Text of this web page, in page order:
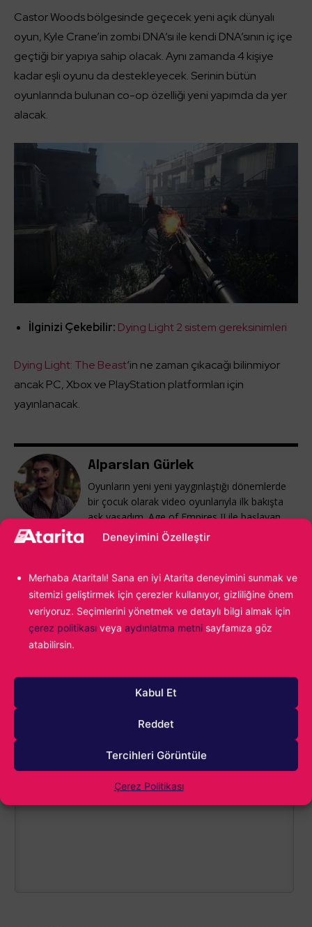
Deneyimini Özelleştir
Merhaba Ataritalı! Sana en iyi Atarita deneyimini sunmak ve
sitemizi geliştirmek için çerezler kullanıyor, gizliliğine önem
veriyoruz. Seçimlerini yönetmek ve detaylı bilgi almak için
çerez politikası veya aydınlatma metni sayfamıza göz
atabilirsin.
Kabul Et
Reddet
Tercihleri Görüntüle
Çerez Politikası
Castor Woods bölgesinde geçecek yeni açık dünyalı
oyun, Kyle Crane’in zombi DNA’sı ile kendi DNA’sının iç içe
geçtiği bir yapıya sahip olacak. Aynı zamanda 4 kişiye
kadar eşli oyunu da destekleyecek. Serinin bütün
oyunlarında bulunan co-op özelliği yeni yapımda da yer
alacak.
İlginizi Çekebilir: Dying Light 2 sistem gereksinimleri
Dying Light: The Beast‘in ne zaman çıkacağı bilinmiyor
ancak PC, Xbox ve PlayStation platformları için
yayınlanacak.
Alparslan Gürlek
Oyunların yeni yeni yaygınlaştığı dönemlerde
bir çocuk olarak video oyunlarıyla ilk bakışta
aşk yaşadım. Age of Empires II ile başlayan
yolculuk, kendi oyunumu yapmaya kadar
ilerledi. Hala oyun sektöründeyim ve hala o ilk
tutkusunu taşıyorum.
Konu: Dying Light: The Beast